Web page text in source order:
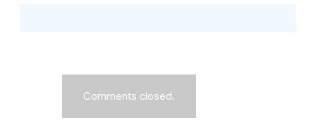
Comments closed.